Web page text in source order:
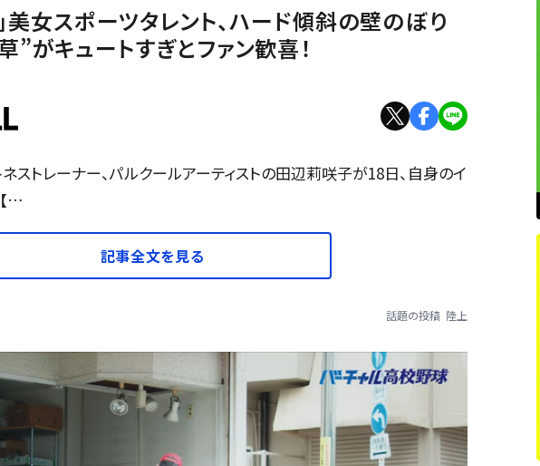
美女スポーツタレント、ハード傾斜の壁のぼり
”がキュートすぎとファン歓喜！
ネストレーナー、パルクールアーティストの田辺莉咲子が18日、自身のイ
…
記事全文を見る
話題の投稿 陸上